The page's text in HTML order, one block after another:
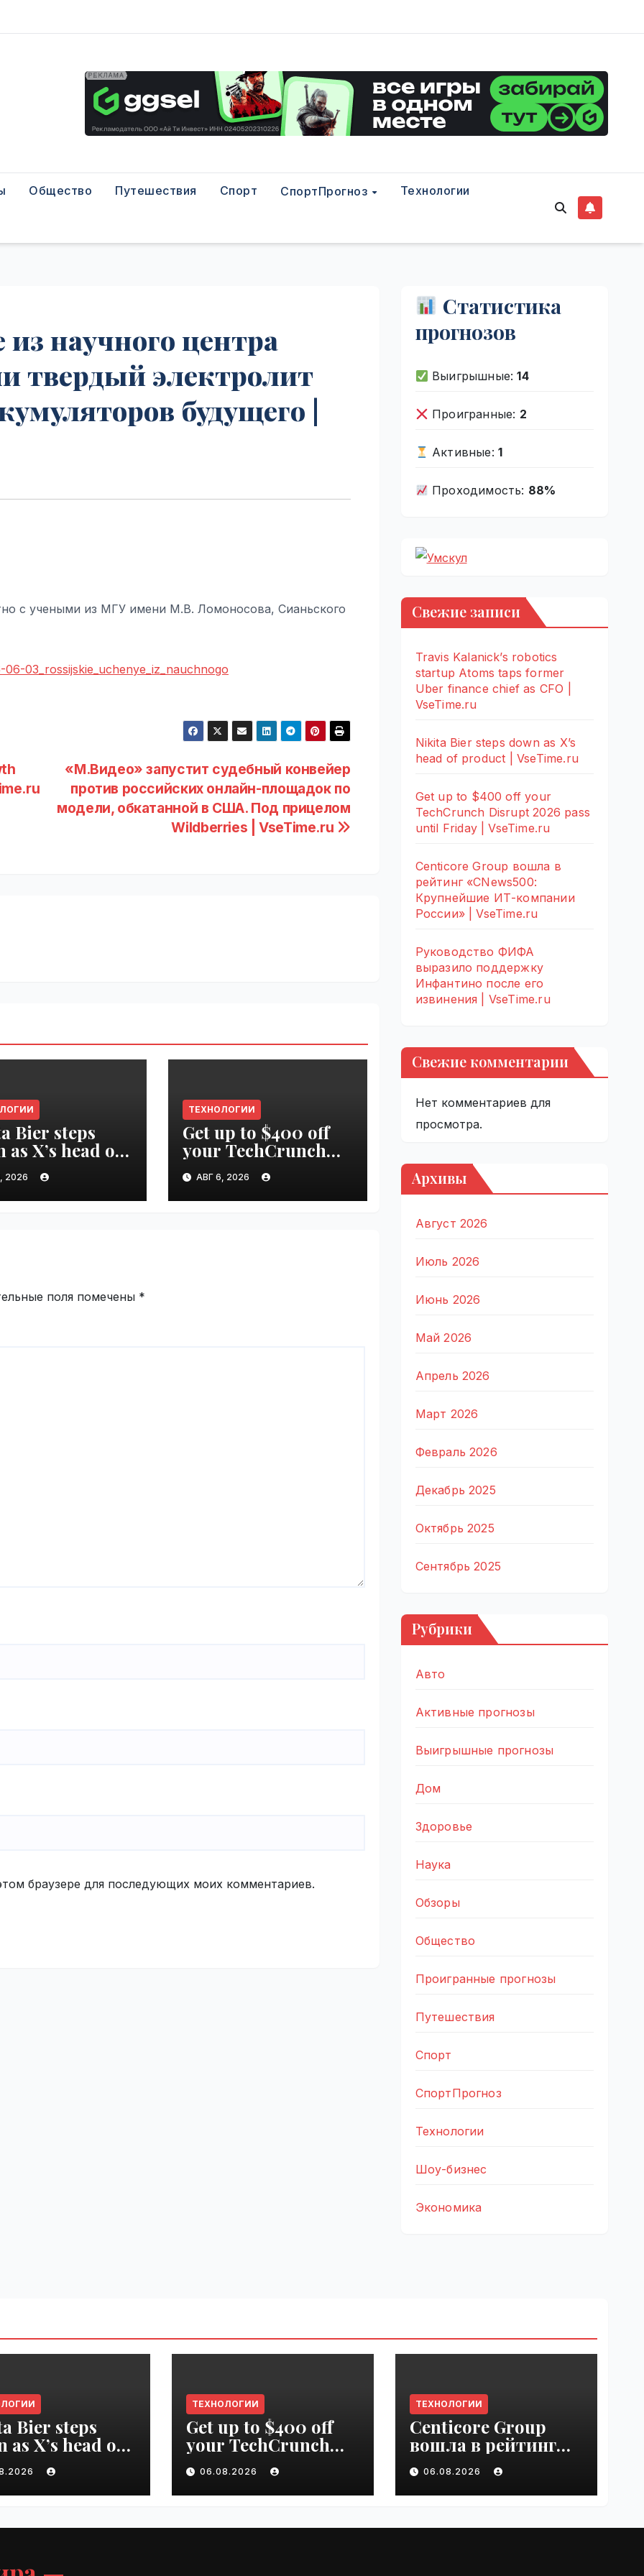
Общество Путешествия Спорт СпортПрогноз Технологии
научного центра
твердый электролит
будущего |
с учеными из МГУ имени М.В. Ломоносова, Сианьского
03_rossijskie_uchenye_iz_nauchnogo
«М.Видео» запустит судебный конвейер
против российских онлайн-площадок по
модели, обкатанной в США. Под прицелом
Wildberries | VseTime.ru
Bier steps
as X’s head of
|
2026
ТЕХНОЛОГИИ
Get up to $400 off
your TechCrunch
Disrupt 2026 pass
until Friday |
VseTime.ru
АВГ 6, 2026
поля помечены *
браузере для последующих моих комментариев.
Статистика
прогнозов
Выигрышные:14
Проигранные: 2
Активные: 1
Проходимость: 88%
Свежие записи
Travis Kalanick’s robotics
startup Atoms taps former
Uber finance chief as CFO |
VseTime.ru
Nikita Bier steps down as X’s
head of product | VseTime.ru
Get up to $400 off your
TechCrunch Disrupt 2026 pass
until Friday | VseTime.ru
Centicore Group вошла в
рейтинг «CNews500:
Крупнейшие ИТ-компании
России» | VseTime.ru
Руководство ФИФА
выразило поддержку
Инфантино после его
извинения | VseTime.ru
Свежие комментарии
Нет комментариев для
просмотра.
Архивы
Август 2026
Июль 2026
Июнь 2026
Май 2026
Апрель 2026
Март 2026
Февраль 2026
Декабрь 2025
Октябрь 2025
Сентябрь 2025
Рубрики
Авто
Активные прогнозы
Выигрышные прогнозы
Дом
Здоровье
Наука
Обзоры
Общество
Проигранные прогнозы
Путешествия
Спорт
СпортПрогноз
Технологии
Шоу-бизнес
Экономика
Bier steps
as X’s head of
| VseTime.ru
ТЕХНОЛОГИИ
Get up to $400 off
your TechCrunch
Disrupt 2026 pass
until Friday |
VseTime.ru
06.08.2026
ТЕХНОЛОГИИ
Centicore Group
вошла в рейтинг
«CNews500:
Крупнейшие ИТ-
компании России» |
06.08.2026